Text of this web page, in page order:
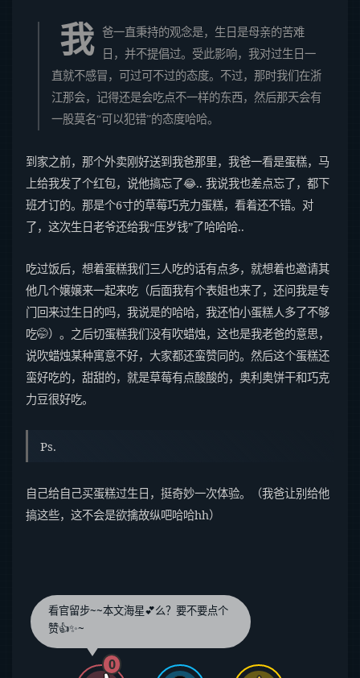
我
爸一直秉持的观念是，生日是母亲的苦难
日，并不提倡过。受此影响，我对过生日一
直就不感冒，可过可不过的态度。不过，那时我们在浙
江那会，记得还是会吃点不一样的东西，然后那天会有
一股莫名“可以犯错”的态度哈哈。
到家之前，那个外卖刚好送到我爸那里，我爸一看是蛋糕，马
上给我发了个红包，说他搞忘了😂.. 我说我也差点忘了，都下
班才订的。那是个6寸的草莓巧克力蛋糕，看着还不错。对
了，这次生日老爷还给我“压岁钱”了哈哈哈..
吃过饭后，想着蛋糕我们三人吃的话有点多，就想着也邀请其
他几个嬢嬢来一起来吃（后面我有个表姐也来了，还问我是专
门回来过生日的吗，我说是的哈哈，我还怕小蛋糕人多了不够
吃🤭）。之后切蛋糕我们没有吹蜡烛，这也是我老爸的意思，
说吹蜡烛某种寓意不好，大家都还蛮赞同的。然后这个蛋糕还
蛮好吃的，甜甜的，就是草莓有点酸酸的，奥利奥饼干和巧克
力豆很好吃。
Ps.
自己给自己买蛋糕过生日，挺奇妙一次体验。（我爸让别给他
搞这些，这不会是欲擒故纵吧哈哈hh）
看官留步~~本文海星💕么？要不要点个
赞👍✨~
0